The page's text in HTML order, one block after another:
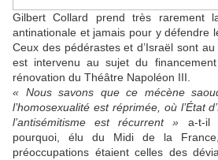
Gilbert Collard prend très rarement
antinationale et jamais pour y défendre
Ceux des pédérastes et d’Israël sont
est intervenu au sujet du
rénovation du Théâtre Napoléon III.
« Nous savons que ce mécène
l’homosexualité est réprimée, où l’État
l’antisémitisme est récurrent » a-t-il
pourquoi, élu du Midi de la
préoccupations étaient celles des